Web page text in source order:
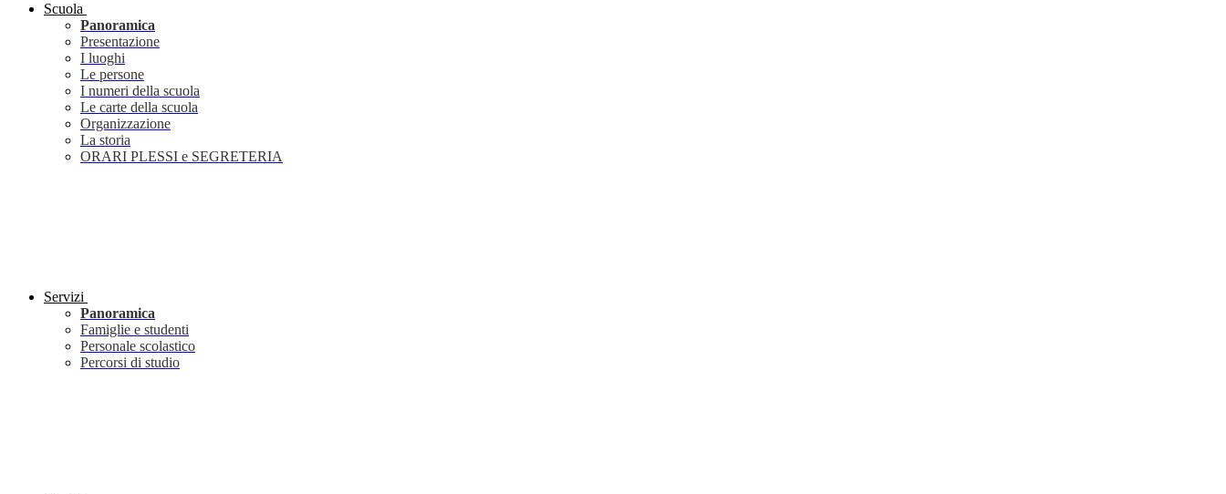
Scuola
Panoramica
Presentazione
I luoghi
Le persone
I numeri della scuola
Le carte della scuola
Organizzazione
La storia
ORARI PLESSI e SEGRETERIA
Servizi
Panoramica
Famiglie e studenti
Personale scolastico
Percorsi di studio